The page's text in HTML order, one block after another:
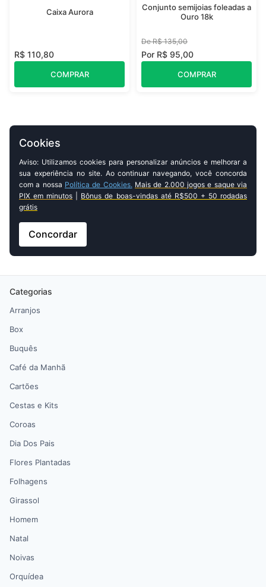
Caixa Aurora
R$ 110,80
COMPRAR
Conjunto semijoias foleadas a
Ouro 18k
De R$ 135,00
Por R$ 95,00
COMPRAR
Cookies
Aviso: Utilizamos cookies para personalizar anúncios e melhorar a
sua experiência no site. Ao continuar navegando, você concorda
com a nossa Política de Cookies. Mais de 2.000 jogos e saque via
PIX em minutos
Bônus de boas-vindas até R$500 + 50 rodadas
grátis
Concordar
Categorias
Arranjos
Box
Buquês
Café da Manhã
Cartões
Cestas e Kits
Coroas
Dia Dos Pais
Flores Plantadas
Folhagens
Girassol
Homem
Natal
Noivas
Orquídea